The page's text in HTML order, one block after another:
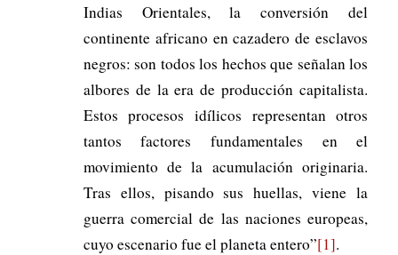
Indias Orientales, la conversión del
continente africano en cazadero de esclavos
negros: son todos los hechos que señalan los
albores de la era de producción capitalista.
Estos procesos idílicos representan otros
tantos factores fundamentales en el
movimiento de la acumulación originaria.
Tras ellos, pisando sus huellas, viene la
guerra comercial de las naciones europeas,
cuyo escenario fue el planeta entero”[1].